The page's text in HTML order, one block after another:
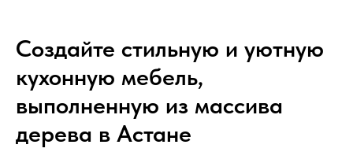
Создайте стильную и уютную
кухонную мебель,
выполненную из массива
дерева в Астане